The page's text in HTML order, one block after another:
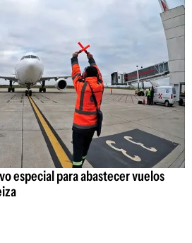
especial para abastecer vuelos